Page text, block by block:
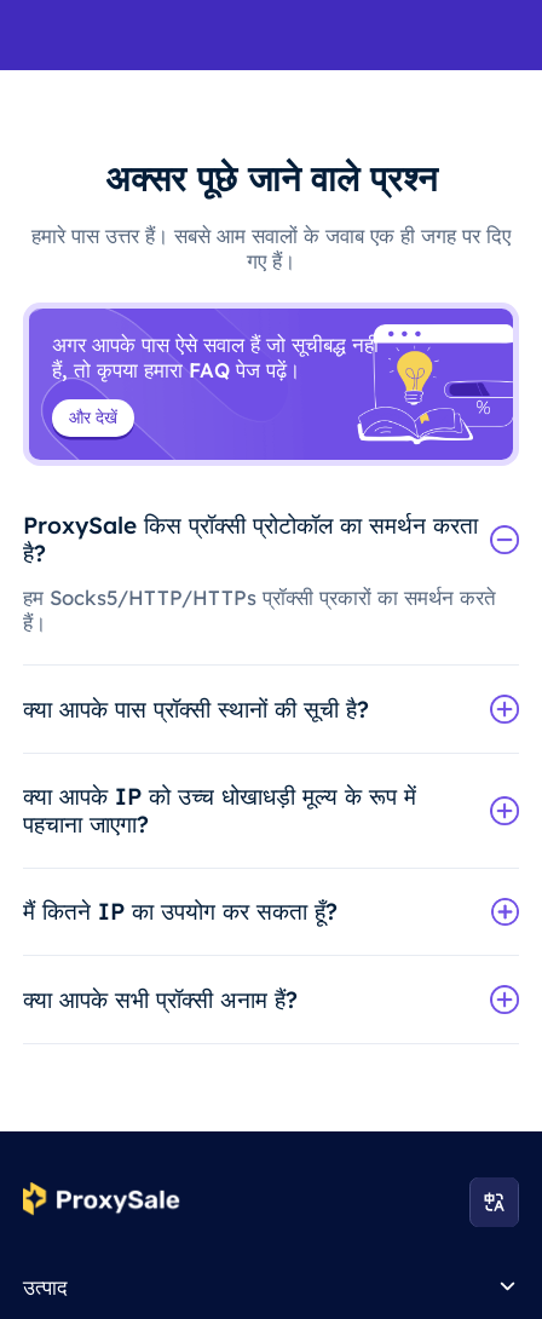
अक्सर पूछे जाने वाले प्रश्न
हमारे पास उत्तर हैं। सबसे आम सवालों के जवाब एक ही जगह पर दिए
गए हैं।
अगर आपके पास ऐसे सवाल हैं जो सूचीबद्ध नहीं
हैं, तो कृपया हमारा FAQ पेज पढ़ें।
और देखें
ProxySale किस प्रॉक्सी प्रोटोकॉल का समर्थन करता
है?
हम Socks5/HTTP/HTTPs प्रॉक्सी प्रकारों का समर्थन करते
हैं।
क्या आपके पास प्रॉक्सी स्थानों की सूची है?
क्या आपके IP को उच्च धोखाधड़ी मूल्य के रूप में
पहचाना जाएगा?
मैं कितने IP का उपयोग कर सकता हूँ?
क्या आपके सभी प्रॉक्सी अनाम हैं?
उत्पाद